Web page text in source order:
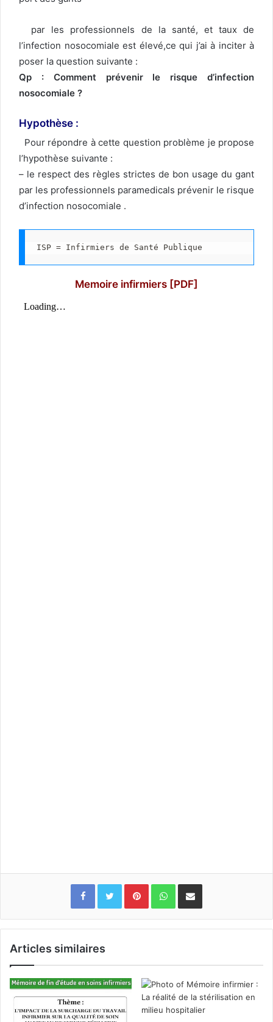
par les professionnels de la santé, et taux de
l’infection nosocomiale est élevé,ce qui j’ai à inciter à
poser la question suivante :
Qp : Comment prévenir le risque d’infection
nosocomiale ?
Hypothèse :
Pour répondre à cette question problème je propose
l’hypothèse suivante :
– le respect des règles strictes de bon usage du gant
par les professionnels paramedicals prévenir le risque
d’infection nosocomiale .
ISP = Infirmiers de Santé Publique
Memoire infirmiers [PDF]
Pinterest WhatsApp
Articles similaires